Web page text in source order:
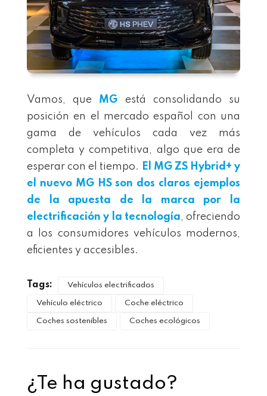
Vamos, que MG está consolidando su
posición en el mercado español con una
gama de vehículos cada vez más
completa y competitiva, algo que era de
esperar con el tiempo.
El MG ZS Hybrid+ y
el nuevo MG HSson dos claros ejemplos
de la apuesta de la marca por la
electrificación y la tecnología , ofreciendo
a los consumidores vehículos modernos,
eficientes y accesibles.
Tags: Vehículos electrificados
Vehículo eléctrico Coche eléctrico
Coches sostenibles Coches ecológicos
¿Te ha gustado?